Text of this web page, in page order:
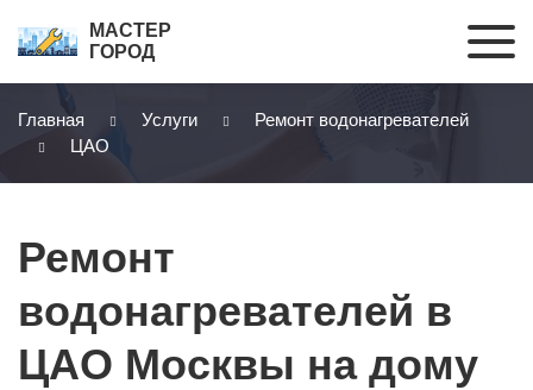
МАСТЕР
ГОРОД
Главная Услуги
Ремонт водонагревателей
ЦАО
Ремонт
водонагревателей в
ЦАО Москвы на дому